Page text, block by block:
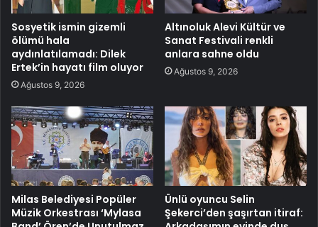
Sosyetik ismin gizemli
ölümü hala
aydınlatılamadı: Dilek
Ertek’in hayatı film oluyor
Ağustos 9, 2026
Altınoluk Alevi Kültür ve
Sanat Festivali renkli
anlara sahne oldu
Ağustos 9, 2026
Milas Belediyesi Popüler
Müzik Orkestrası ‘Mylasa
Ünlü oyuncu Selin
Şekerci’den şaşırtan itiraf: